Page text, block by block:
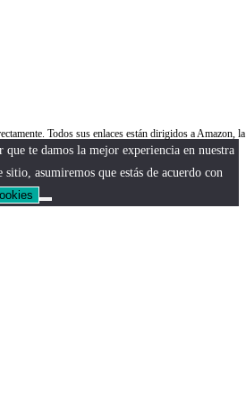
Todos sus enlaces están dirigidos a
que te damos la mejor experiencia en nuestra
sitio, asumiremos que estás de acuerdo con